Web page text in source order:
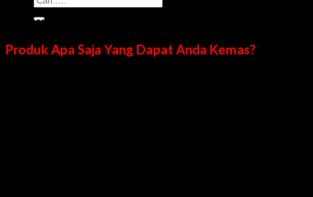
for:
Mengemas aneka produk dalam kemasan yang menarik
Produk Apa Saja Yang Dapat Anda Kemas?